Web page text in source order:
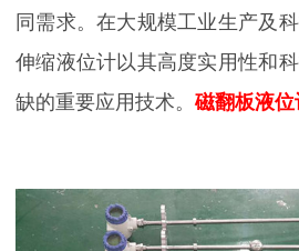
同需求。在大规模工业生产及
伸缩液位计以其高度实用性和
缺的重要应用技术。磁翻板液位